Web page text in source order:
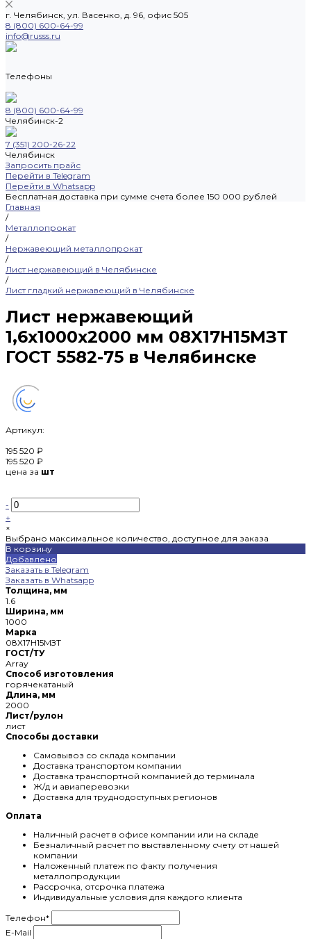
г. Челябинск, ул. Васенко, д. 96, офис 505
8 (800) 600-64-99
info@russs.ru
Телефоны
8 (800) 600-64-99
Челябинск-2
7 (351) 200-26-22
Челябинск
Запросить прайс
Перейти в Telegram
Перейти в Whatsapp
Бесплатная доставка при сумме счета более 150 000 рублей
Главная
/
Металлопрокат
/
Нержавеющий металлопрокат
/
Лист нержавеющий в Челябинске
/
Лист гладкий нержавеющий в Челябинске
Лист нержавеющий
1,6х1000х2000 мм 08X17H15МЗТ
ГОСТ 5582-75 в Челябинске
Артикул:
195 520 ₽
195 520 ₽
цена за шт
-
+
×
Выбрано максимальное количество, доступное для заказа
В корзину
Добавлено
Заказать в Telegram
Заказать в Whatsapp
Толщина, мм
1.6
Ширина, мм
1000
Марка
08X17H15МЗТ
ГОСТ/ТУ
Array
Способ изготовления
горячекатаный
Длина, мм
2000
Лист/рулон
лист
Способы доставки
Самовывоз со склада компании
Доставка транспортом компании
Доставка транспортной компанией до терминала
Ж/д и авиаперевозки
Доставка для труднодоступных регионов
Оплата
Наличный расчет в офисе компании или на складе
Безналичный расчет по выставленному счету от нашей
компании
Наложенный платеж по факту получения
металлопродукции
Рассрочка, отсрочка платежа
Индивидуальные условия для каждого клиента
Телефон*
E-Mail